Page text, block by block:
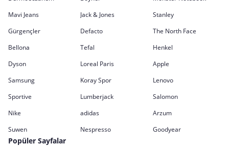
Mavi Jeans
Jack & Jones
Stanley
Gürgençler
Defacto
The North Face
Bellona
Tefal
Henkel
Dyson
Loreal Paris
Apple
Samsung
Koray Spor
Lenovo
Sportive
Lumberjack
Salomon
Nike
adidas
Arzum
Suwen
Nespresso Goodyear
Popüler Sayfalar